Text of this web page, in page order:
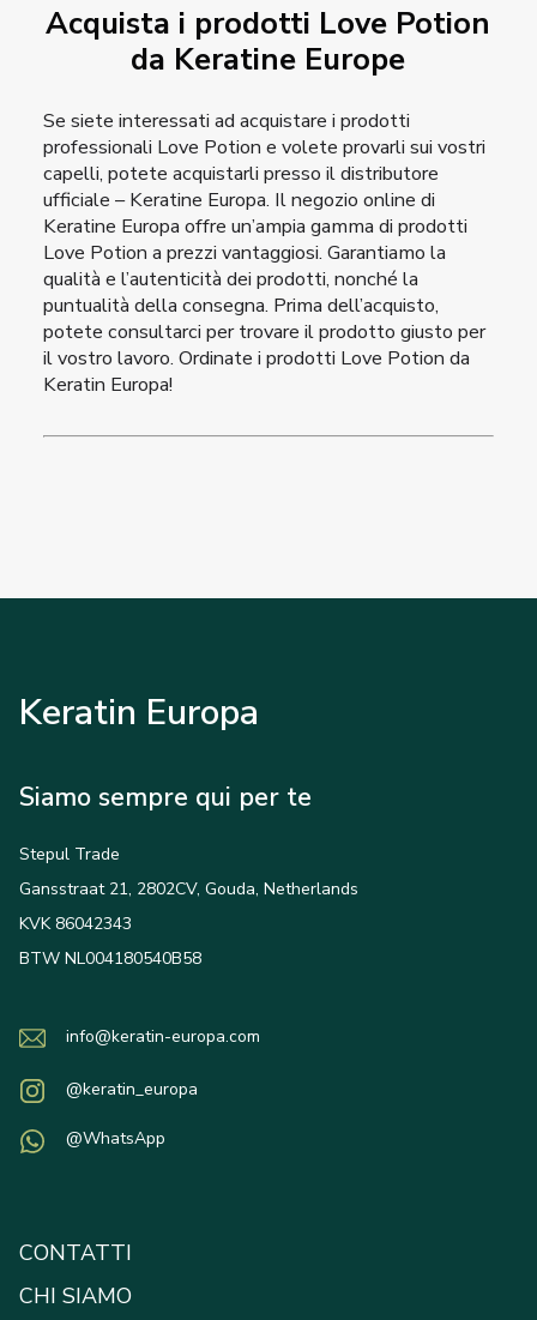
Acquista i prodotti Love Potion
da Keratine Europe
Se siete interessati ad acquistare i prodotti
professionali Love Potion e volete provarli sui vostri
capelli, potete acquistarli presso il distributore
ufficiale – Keratine Europa. Il negozio online di
Keratine Europa offre un’ampia gamma di prodotti
Love Potion a prezzi vantaggiosi. Garantiamo la
qualità e l’autenticità dei prodotti, nonché la
puntualità della consegna. Prima dell’acquisto,
potete consultarci per trovare il prodotto giusto per
il vostro lavoro. Ordinate i prodotti Love Potion da
Keratin Europa!
Keratin Europa
Siamo sempre qui per te
Stepul Trade
Gansstraat 21, 2802CV, Gouda, Netherlands
KVK 86042343
BTW NL004180540B58
info@keratin-europa.com
@keratin_europa
@WhatsApp
CONTATTI
CHI SIAMO